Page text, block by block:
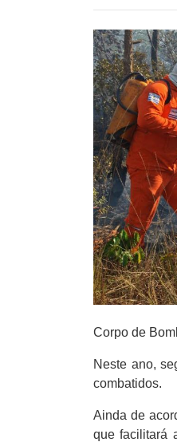
Corpo de
Neste ano,
combatidos.
Ainda de
que facilitará